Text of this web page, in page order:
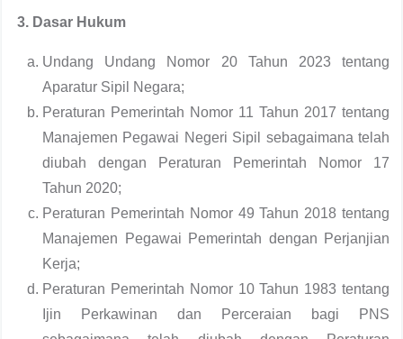
3. Dasar Hukum
Undang Undang Nomor 20 Tahun 2023 tentang
Aparatur Sipil Negara;
Peraturan Pemerintah Nomor 11 Tahun 2017 tentang
Manajemen Pegawai Negeri Sipil sebagaimana telah
diubah dengan Peraturan Pemerintah Nomor 17
Tahun 2020;
Peraturan Pemerintah Nomor 49 Tahun 2018 tentang
Manajemen Pegawai Pemerintah dengan Perjanjian
Kerja;
Peraturan Pemerintah Nomor 10 Tahun 1983 tentang
Ijin Perkawinan dan Perceraian bagi PNS